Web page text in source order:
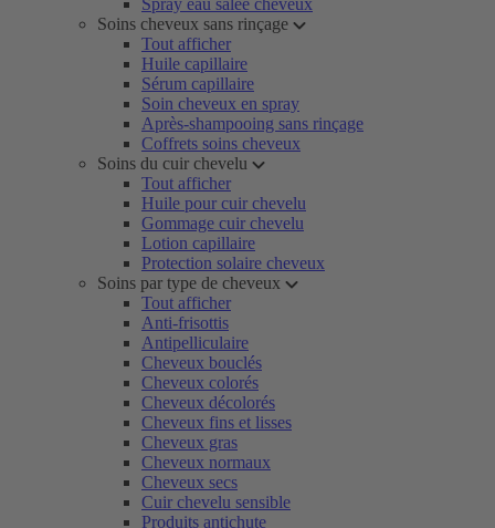
Spray eau salée cheveux
Soins cheveux sans rinçage
Tout afficher
Huile capillaire
Sérum capillaire
Soin cheveux en spray
Après-shampooing sans rinçage
Coffrets soins cheveux
Soins du cuir chevelu
Tout afficher
Huile pour cuir chevelu
Gommage cuir chevelu
Lotion capillaire
Protection solaire cheveux
Soins par type de cheveux
Tout afficher
Anti-frisottis
Antipelliculaire
Cheveux bouclés
Cheveux colorés
Cheveux décolorés
Cheveux fins et lisses
Cheveux gras
Cheveux normaux
Cheveux secs
Cuir chevelu sensible
Produits antichute